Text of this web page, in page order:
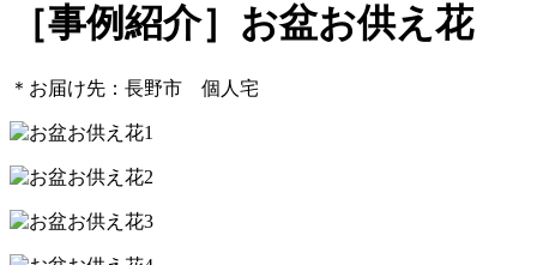
［事例紹介］お盆お供え花
＊お届け先：長野市 個人宅